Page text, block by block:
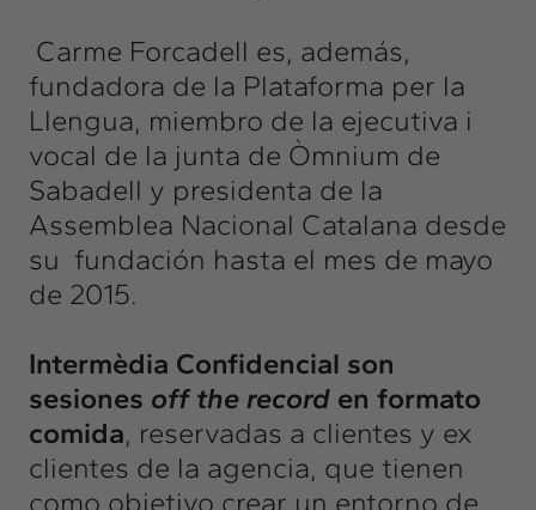
Carme Forcadell es, además,
fundadora de la Plataforma per la
Llengua, miembro de la ejecutiva i
vocal de la junta de Òmnium de
Sabadell y presidenta de la
Assemblea Nacional Catalana desde
su fundación hasta el mes de mayo
de 2015.
Intermèdia Confidencial son
sesiones off the record en formato
comida, reservadas a clientes y ex
clientes de la agencia, que tienen
como objetivo crear un entorno de